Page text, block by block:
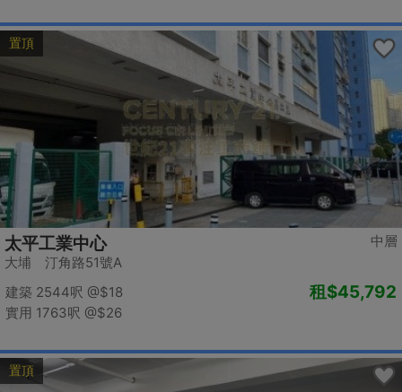
置頂
中層
太平工業中心
大埔 汀角路51號A
建築 2544呎 @$18
實用 1763呎 @$26
租$45,792
置頂